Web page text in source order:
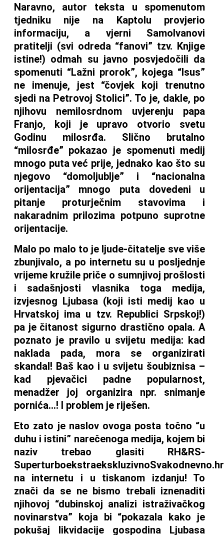
Naravno, autor teksta u spomenutom
tjedniku nije na Kaptolu provjerio
informaciju, a vjerni SamoIvanovi
pratitelji (svi odreda “fanovi” tzv. Knjige
istine!) odmah su javno posvjedočili da
spomenuti “Lažni prorok”, kojega “Isus”
ne imenuje, jest “čovjek koji trenutno
sjedi na Petrovoj Stolici”. To je, dakle, po
njihovu nemilosrdnom uvjerenju papa
Franjo, koji je upravo otvorio svetu
Godinu milosrđa. Slično brutalno
“milosrđe” pokazao je spomenuti medij
mnogo puta već prije, jednako kao što su
njegovo “domoljublje” i “nacionalna
orijentacija” mnogo puta dovedeni u
pitanje proturječnim stavovima i
nakaradnim prilozima potpuno suprotne
orijentacije.
Malo po malo to je ljude-čitatelje sve više
zbunjivalo, a po internetu su u posljednje
vrijeme kružile priče o sumnjivoj prošlosti
i sadašnjosti vlasnika toga medija,
izvjesnog Ljubasa (koji isti medij kao u
Hrvatskoj ima u tzv. Republici Srpskoj!)
pa je čitanost sigurno drastično opala. A
poznato je pravilo u svijetu medija: kad
naklada pada, mora se organizirati
skandal! Baš kao i u svijetu šoubiznisa –
kad pjevačici padne popularnost,
menadžer joj organizira npr. snimanje
pornića…! I problem je riješen.
Eto zato je naslov ovoga posta točno “u
duhu i istini” narečenoga medija, kojem bi
naziv trebao glasiti RH&RS-
SuperturboekstraekskluzivnoSvakodnevno.hr
na internetu i u tiskanom izdanju! To
znači da se ne bismo trebali iznenaditi
njihovoj “dubinskoj analizi istraživačkog
novinarstva” koja bi “pokazala kako je
pokušaj likvidacije gospodina Ljubasa